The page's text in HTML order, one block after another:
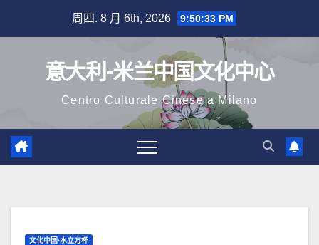
周四. 8 月 6th, 2026 9:50:35 PM
意大利-米兰中国文化中心
Centro Culturale Cinese a Milano
文化中国·水立方杯